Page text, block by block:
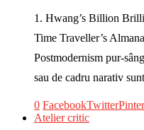
1. Hwang’s Billion
Time Traveller’s
Postmodernism pur-
sau de cadru narativ
0 FacebookTwitter
Atelier critic